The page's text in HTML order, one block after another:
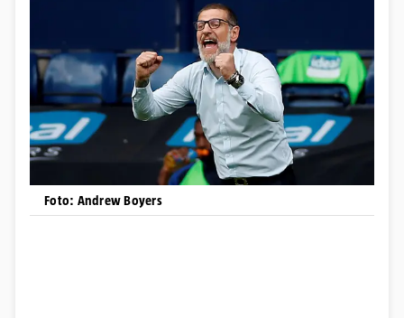
Foto: Andrew Boyers